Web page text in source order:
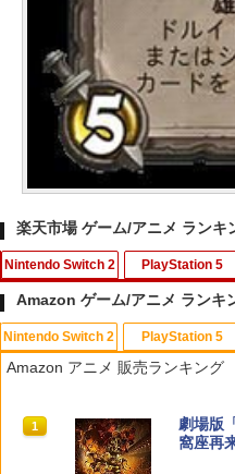
楽天市場 ゲーム/アニメ ランキ
Nintendo Switch 2 PlayStation 5
1
【中古
st
1
劇場版
窩座再
￥3,960
Amazon ゲーム/アニメ ランキ
Nintendo Switch 2
1
スプラ
コード
PlayStation 5
1
日本語
1
【純正
ラー +
Amazon アニメ 販売ランキング
1
劇場版
窩座再